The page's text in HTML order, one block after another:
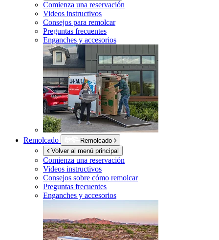
Comienza una reservación
Videos instructivos
Consejos para remolcar
Preguntas frecuentes
Enganches y accesorios
Remolcado
Remolcado
Volver al menú principal
Comienza una reservación
Videos instructivos
Consejos sobre cómo remolcar
Preguntas frecuentes
Enganches y accesorios